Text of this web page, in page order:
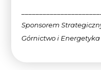
Sponsorem
Górnictwo i